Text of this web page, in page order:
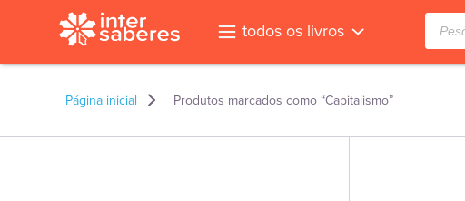
todos os livros
Página inicial Produtos marcados como “Capitalismo”